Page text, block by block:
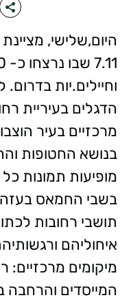
וחיילים.יות
הדגלים בעיריית
מרכזיים בעיר
בנושא החטופות
מופיעות תמונות
בשבי החמאס בעזה,
תושבי רחובות
איחוליהם
מיקומים מרכזיים:
המייסדים